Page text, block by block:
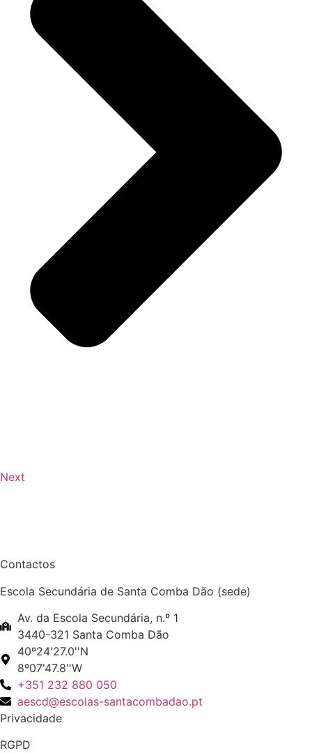
Next
Contactos
Escola Secundária de Santa Comba Dão (sede)
Av. da Escola Secundária, n.º 1
3440-321 Santa Comba Dão
40º24'27.0''N
8º07'47.8''W
+351 232 880 050
aescd@escolas-santacombadao.pt
Privacidade
RGPD